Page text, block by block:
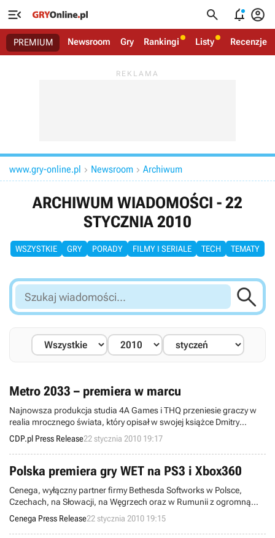
   
PREMIUM Newsroom Gry Rankingi Listy Recenzje
www.gry-online.pl  Newsroom  Archiwum
ARCHIWUM WIADOMOŚCI - 22
STYCZNIA 2010
WSZYSTKIE GRY PORADY FILMY I SERIALE TECH TEMATY
Szukaj
wiadomości...

Metro 2033 – premiera w marcu
Najnowsza produkcja studia 4A Games i THQ przeniesie graczy w
realia mrocznego świata, który opisał w swojej książce Dmitry
Glukhovsky.
CDP.pl Press Release22 stycznia 2010 19:17
Polska premiera gry WET na PS3 i Xbox360
Cenega, wyłączny partner firmy Bethesda Softworks w Polsce,
Czechach, na Słowacji, na Węgrzech oraz w Rumunii z ogromną
przyjemnością ogłasza, że dziś jest premiera rewelacyjnej strzelanki
z ironicznym humorem - gry WET na Xbox360 i PS3!
Cenega Press Release22 stycznia 2010 19:15